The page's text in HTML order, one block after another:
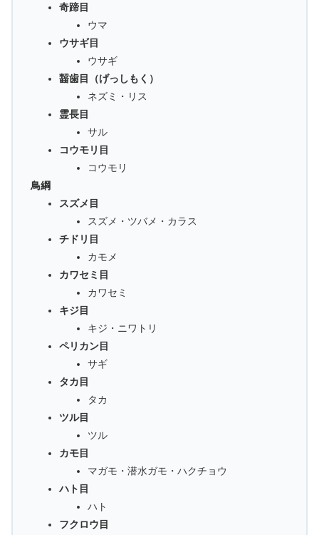
奇蹄目
ウマ
ウサギ目
ウサギ
齧歯目（げっしもく）
ネズミ・リス
霊長目
サル
コウモリ目
コウモリ
鳥綱
スズメ目
スズメ・ツバメ・カラス
チドリ目
カモメ
カワセミ目
カワセミ
キジ目
キジ・ニワトリ
ペリカン目
サギ
タカ目
タカ
ツル目
ツル
カモ目
マガモ・潜水ガモ・ハクチョウ
ハト目
ハト
フクロウ目